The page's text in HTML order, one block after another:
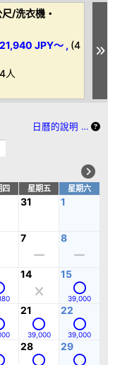
/洗衣機・
21,940 JPY～ , (4
人
日曆的說明 …
四 星期五 星期六
31 1
7 8
14 15
39,000
21
39,000
22
39,000
28 29